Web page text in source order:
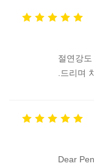
절연강
드리며
Dear